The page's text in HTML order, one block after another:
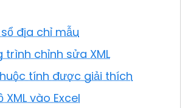
địa chỉ mẫu
chỉnh sửa XML
tính được giải thích
vào Excel
chỗ